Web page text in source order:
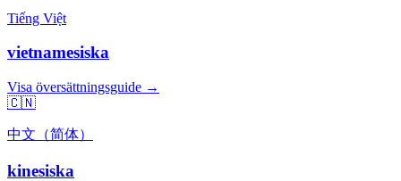
Tiếng Việt
vietnamesiska
Visa översättningsguide →
🇨🇳
中文（简体）
kinesiska